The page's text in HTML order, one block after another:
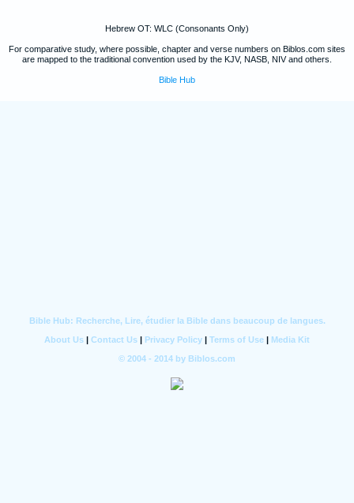
Hebrew OT: WLC (Consonants Only)
For comparative study, where possible, chapter and verse numbers on Biblos.com sites
are mapped to the traditional convention used by the KJV, NASB, NIV and others.
Bible Hub